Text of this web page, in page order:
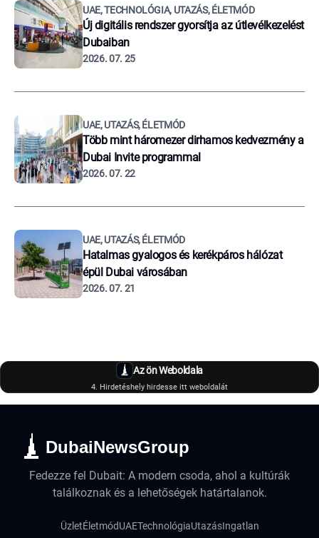
UAE, TECHNOLÓGIA, UTAZÁS, ÉLETMÓD
Új digitális rendszer gyorsítja az útlevélkezelést
Dubaiban
2026. 07. 25
UAE, UTAZÁS, ÉLETMÓD
Több mint háromezer dirhamos kedvezmény a
Dubai Invite programmal
2026. 07. 22
UAE, UTAZÁS, ÉLETMÓD
Hatalmas gyalogos és kerékpáros hálózat
épül Dubai városában
2026. 07. 21
Az ön Weboldala
4. Hirdetéshely hirdesse itt weboldalát
DubaiNewsGroup
Fedezze fel Dubait: A modern csoda, ahol a kultúrák
találkoznak és a lehetőségek határtalanok.
ÜzletÉletmódUAETechnológiaUtazásIngatlan